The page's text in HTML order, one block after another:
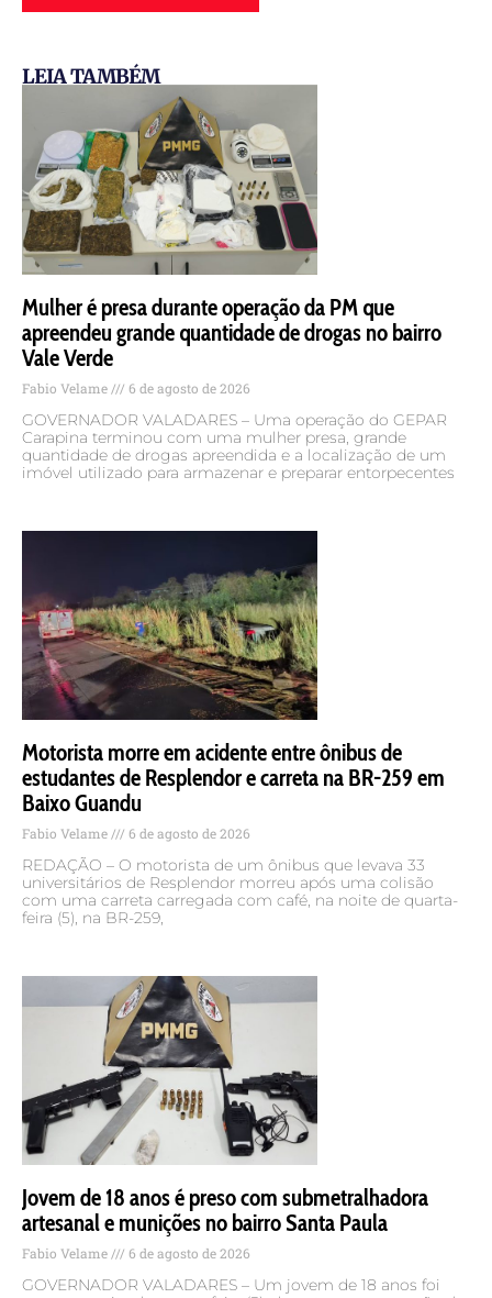
LEIA TAMBÉM
Mulher é presa durante operação da PM que
apreendeu grande quantidade de drogas no bairro
Vale Verde
Fabio Velame 6 de agosto de 2026
GOVERNADOR VALADARES – Uma operação do GEPAR
Carapina terminou com uma mulher presa, grande
quantidade de drogas apreendida e a localização de um
imóvel utilizado para armazenar e preparar entorpecentes
Motorista morre em acidente entre ônibus de
estudantes de Resplendor e carreta na BR-259 em
Baixo Guandu
Fabio Velame 6 de agosto de 2026
REDAÇÃO – O motorista de um ônibus que levava 33
universitários de Resplendor morreu após uma colisão
com uma carreta carregada com café, na noite de quarta-
feira (5), na BR-259,
Jovem de 18 anos é preso com submetralhadora
artesanal e munições no bairro Santa Paula
Fabio Velame 6 de agosto de 2026
GOVERNADOR VALADARES – Um jovem de 18 anos foi